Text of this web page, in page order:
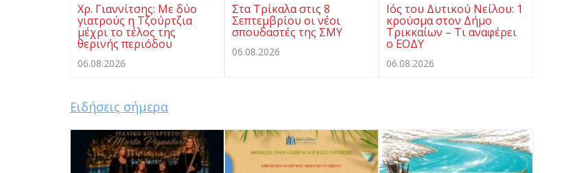
Χρ. Γιαννίτσης: Με δύο
γιατρούς η Τζούρτζια
μέχρι το τέλος της
θερινής περιόδου
06.08.2026
Στα Τρίκαλα στις 8
Σεπτεμβρίου οι νέοι
σπουδαστές της ΣΜΥ
06.08.2026
Ιός του Δυτικού Νείλου: 1
κρούσμα στον Δήμο
Τρικκαίων – Τι αναφέρει
ο ΕΟΔΥ
06.08.2026
Ειδήσεις σήμερα